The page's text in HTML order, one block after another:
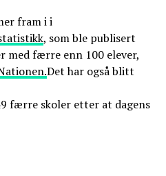
fram i i
, som ble publisert
med færre enn 100 elever,
Det har også blitt
færre skoler etter at dagens